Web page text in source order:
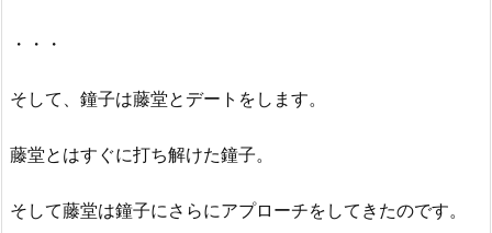
・・・
そして、鐘子は藤堂とデートをします。
藤堂とはすぐに打ち解けた鐘子。
そして藤堂は鐘子にさらにアプローチをしてきたのです。